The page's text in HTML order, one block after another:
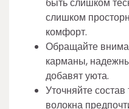
быть слишком
слишком
комфорт.
Обращайте
карманы,
добавят уюта.
Уточняйте
волокна